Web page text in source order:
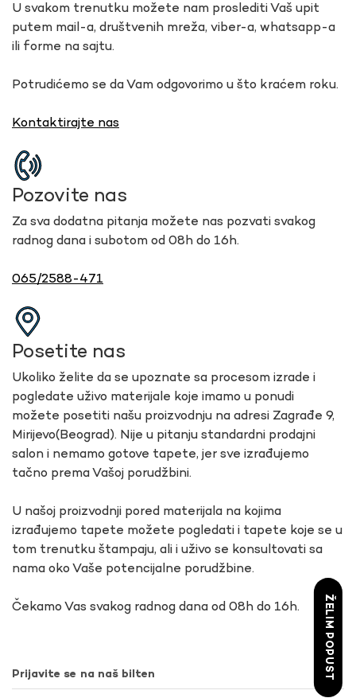
U svakom trenutku možete nam proslediti Vaš upit
putem mail-a, društvenih mreža, viber-a, whatsapp-a
ili forme na sajtu.
Potrudićemo se da Vam odgovorimo u što kraćem roku.
Kontaktirajte nas
Pozovite nas
Za sva dodatna pitanja možete nas pozvati svakog
radnog dana i subotom od 08h do 16h.
065/2588-471
Posetite nas
Ukoliko želite da se upoznate sa procesom izrade i
pogledate uživo materijale koje imamo u ponudi
možete posetiti našu proizvodnju na adresi Zagrađe 9,
Mirijevo(Beograd). Nije u pitanju standardni prodajni
salon i nemamo gotove tapete, jer sve izrađujemo
tačno prema Vašoj porudžbini.
U našoj proizvodnji pored materijala na kojima
izrađujemo tapete možete pogledati i tapete koje se u
tom trenutku štampaju, ali i uživo se konsultovati sa
nama oko Vaše potencijalne porudžbine.
Čekamo Vas svakog radnog dana od 08h do 16h.
Prijavite se na naš bilten ŽELIM POPUST